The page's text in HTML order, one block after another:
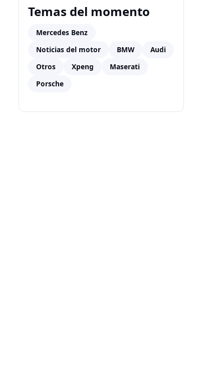
Temas del momento
Mercedes Benz
Noticias del motor
BMW
Audi
Otros
Xpeng
Maserati
Porsche